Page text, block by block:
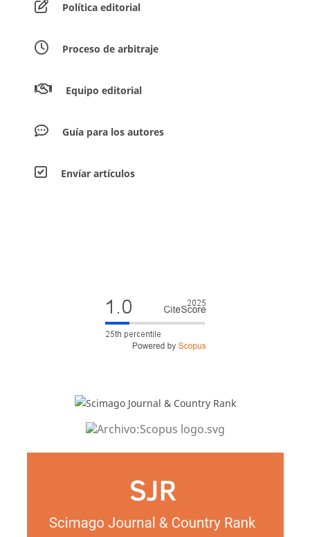
Política editorial
Proceso de arbitraje
Equipo editorial
Guía para los autores
Envíar artículos